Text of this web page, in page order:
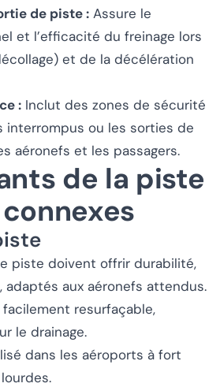
de piste : Assure le
et l’efficacité du freinage lors
et de la décélération
: Inclut des zones de sécurité
interrompus ou les sorties de
aéronefs et les passagers.
de la piste
piste doivent offrir durabilité,
adaptés aux aéronefs attendus.
facilement resurfaçable,
le drainage.
dans les aéroports à fort